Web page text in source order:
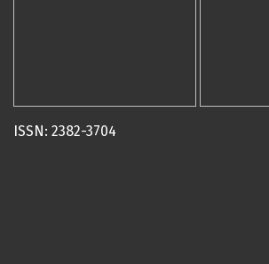
ISSN: 2382-3704